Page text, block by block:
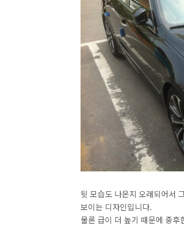
뒷 모습도 나온지 오래되어서
보이는 디자인입니다.
물론 급이 더 높기 때문에 중